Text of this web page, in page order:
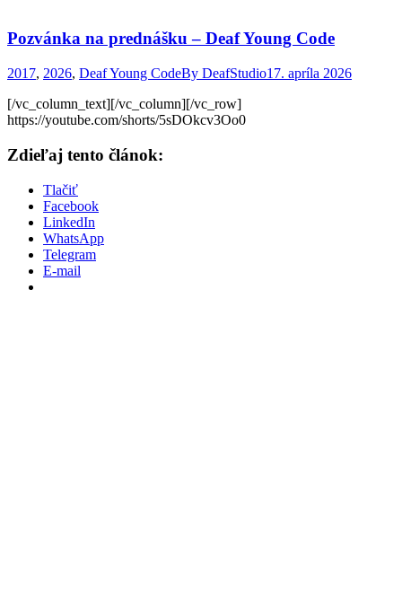
Pozvánka na prednášku – Deaf Young Code
2017, 2026, Deaf Young CodeBy DeafStudio17. apríla 2026
[/vc_column_text][/vc_column][/vc_row]
https://youtube.com/shorts/5sDOkcv3Oo0
Zdieľaj tento článok:
Tlačiť
Facebook
LinkedIn
WhatsApp
Telegram
E-mail